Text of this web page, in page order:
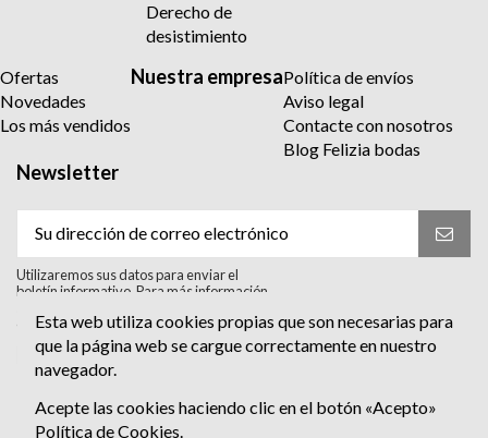
Derecho de
desistimiento
Ofertas
Novedades
Los más vendidos
Nuestra empresaPolítica de envíos
Aviso legal
Contacte con nosotros
Blog Felizia bodas
Newsletter
Utilizaremos sus datos para enviar el
boletín informativo. Para más información
consulte la política de privacidad.
Acepto el tratamiento para enviar el
boletín informativo. He leído y Acepto
Esta web utiliza cookies propias que son necesarias para
que la página web se cargue correctamente en nuestro
navegador.
Acepte las cookies haciendo clic en el botón «Acepto»
Política de Cookies.